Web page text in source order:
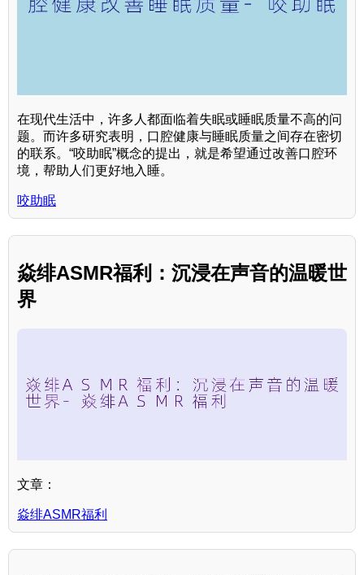
在现代生活中，许多人都面临着失眠或睡眠质量不高的问
题。而许多研究表明，口腔健康与睡眠质量之间存在密切
的联系。“咬助眠”概念的提出，就是希望通过改善口腔环
境，帮助人们更好地入睡。
咬助眠
焱绯ASMR福利：沉浸在声音的温暖世
界
文章：
焱绯ASMR福利